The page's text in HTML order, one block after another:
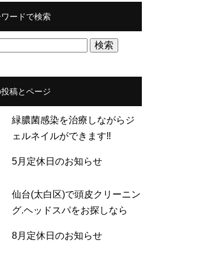
ードで検索
投稿とページ
緑膿菌感染を治療しながらジ
ェルネイルができます‼
5月定休日のお知らせ
仙台(太白区)で頭皮クリーニン
グ.ヘッドスパをお探しなら
8月定休日のお知らせ